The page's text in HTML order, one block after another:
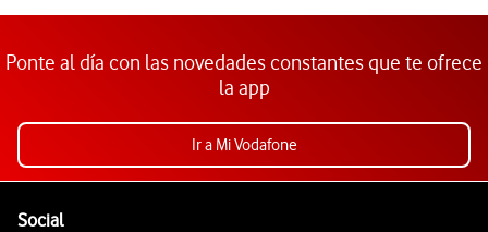
Ponte al día con las novedades constantes que te ofrece
la app
Ir a Mi Vodafone
SocialEnlaces a las redes sociales de Vodafone